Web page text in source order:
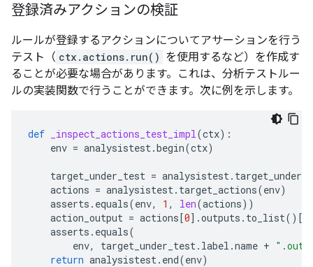
登録済みアクションの検証
ルールが登録するアクションについてアサーションを行う
テスト（ ctx.actions.run() を使用するなど）を作成す
ることが必要な場合があります。これは、分析テストルー
ルの実装関数で行うことができます。次に例を示します。
def _inspect_actions_test_impl(ctx):
env = analysistest.begin(ctx)
target_under_test = analysistest.
actions = analysistest. target_actions(env)
asserts . equals(env, 1 , len(actions))
action_output = actions[0] .outputs . to_list()[
asserts . equals(
env, target_under_test. label .name + ".out"
return analysistest. end(env)